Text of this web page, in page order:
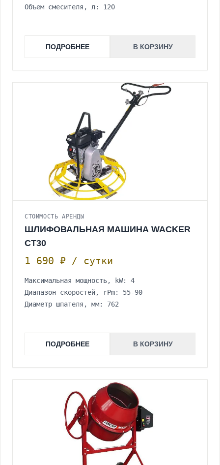
Объем смесителя, л: 120
ПОДРОБНЕЕ В КОРЗИНУ
СТОИМОСТЬ АРЕНДЫ
ШЛИФОВАЛЬНАЯ МАШИНА WACKER
CT30
1 690 ₽ / сутки
Максимальная мощность, kW: 4
Диапазон скоростей, rPm: 55-90
Диаметр шпателя, мм: 762
ПОДРОБНЕЕ В КОРЗИНУ